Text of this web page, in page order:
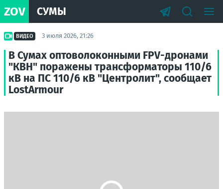
ZOV СУМЫ
ВИДЕО 3 июля 2026, 21:26
В Сумах оптоволоконными FPV-дронами
"КВН" поражены трансформаторы 110/6
кВ на ПС 110/6 кВ "Центролит", сообщает
LostArmour